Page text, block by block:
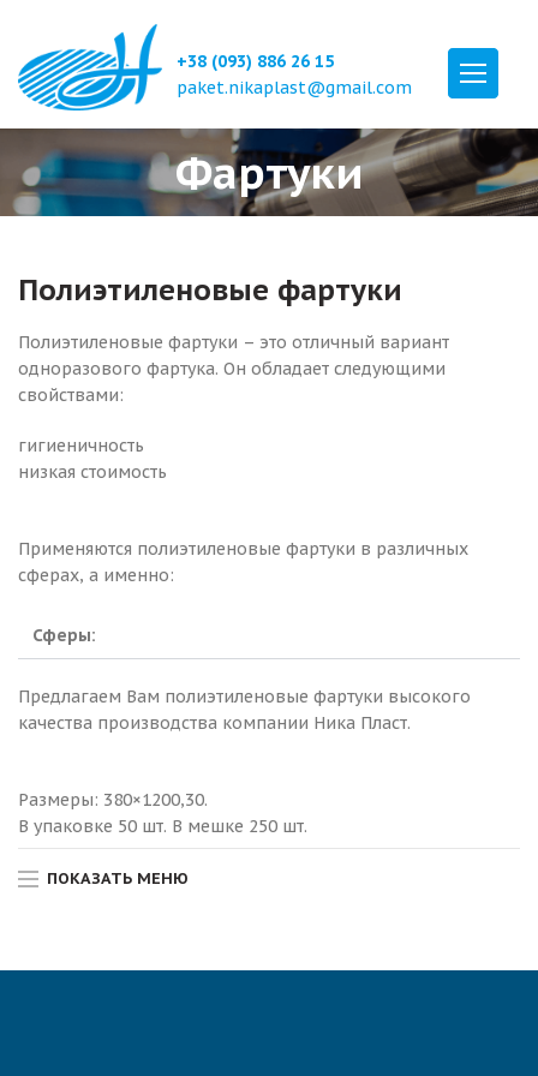
+38 (093) 886 26 15
paket.nikaplast@gmail.com
Фартуки
Полиэтиленовые фартуки
Полиэтиленовые фартуки – это отличный вариант
одноразового фартука. Он обладает следующими
свойствами:
гигиеничность
низкая стоимость
Применяются полиэтиленовые фартуки в различных
сферах, а именно:
Сферы:
Предлагаем Вам полиэтиленовые фартуки высокого
качества производства компании Ника Пласт.
Размеры: 380×1200,30.
В упаковке 50 шт. В мешке 250 шт.
ПОКАЗАТЬ МЕНЮ